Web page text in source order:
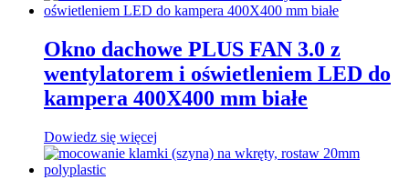
Okno dachowe PLUS FAN 3.0 z
wentylatorem i oświetleniem LED do
kampera 400X400 mm białe
Dowiedz się więcej